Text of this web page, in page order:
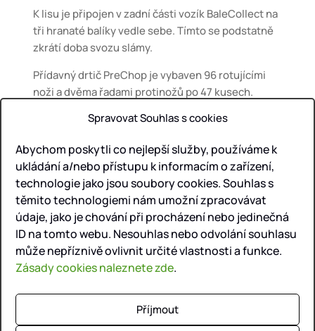
Spravovat Souhlas s cookies
Abychom poskytli co nejlepší služby, používáme k
ukládání a/nebo přístupu k informacím o zařízení,
technologie jako jsou soubory cookies. Souhlas s
těmito technologiemi nám umožní zpracovávat
údaje, jako je chování při procházení nebo jedinečná
ID na tomto webu. Nesouhlas nebo odvolání souhlasu
může nepříznivě ovlivnit určité vlastnosti a funkce.
Zásady cookies naleznete zde.
Příjmout
K lisu je připojen v zadní části vozík BaleCollect na
tři hranaté balíky vedle sebe. Tímto se podstatně
zkrátí doba svozu slámy.
Přídavný drtič PreChop je vybaven 96 rotujícími
noži a dvěma řadami protinožů po 47 kusech.
a počítání balíků (ks). Lis je připojen ke traktoru
Claas Axion 930 o výkonu 355 HP.
Lisování kulatých balíků provádíme lisem Krone
Vari Pack V 165 XC Plus, průměr balíku 120 – 150
cm.
Fotografie a video
Agroslužby Žďár nad Sázavou a.s.